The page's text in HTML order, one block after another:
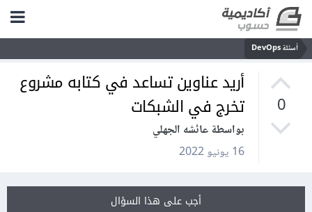
أسئلة DevOps
0
أريد عناوين تساعد في كتابه مشروع
تخرج في الشبكات
بواسطة عائشه الجهلي
16 يونيو 2022
أجب على هذا السؤال